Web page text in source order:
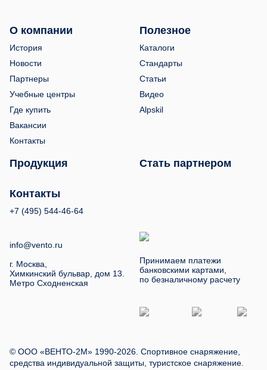
О компании
История
Новости
Партнеры
Учебные центры
Где купить
Вакансии
Контакты
Полезное
Каталоги
Стандарты
Статьи
Видео
Alpskil
Продукция Стать партнером
Контакты
+7 (495) 544-46-64
info@vento.ru
г. Москва,
Химкинский бульвар, дом 13.
Метро Сходненская
Принимаем платежи
банковскими картами,
по безналичному расчету
© ООО «ВЕНТО-2М» 1990-2026. Спортивное снаряжение,
средства индивидуальной защиты, туристское снаряжение.